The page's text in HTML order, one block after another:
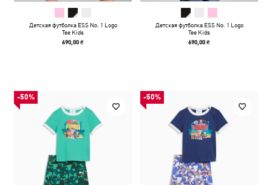
Детская футболка ESS No. 1 Logo
Tee Kids
690,00 ₴
Детская футболка ESS No. 1 Logo
Tee Kids
690,00 ₴
-50% -50%